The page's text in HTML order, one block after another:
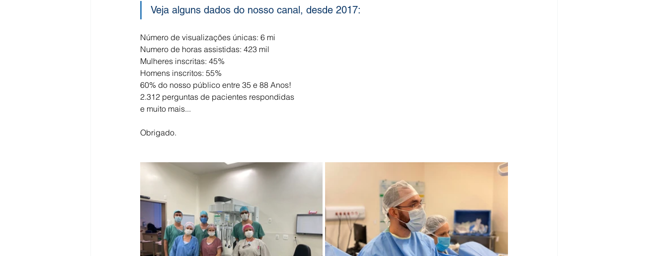
Veja alguns dados do nosso canal, desde 2017:
Número de visualizações únicas: 6 mi
Numero de horas assistidas: 423 mil
Mulheres inscritas: 45%
Homens inscritos: 55%
60% do nosso público entre 35 e 88 Anos!
2.312 perguntas de pacientes respondidas
e muito mais...
Obrigado.